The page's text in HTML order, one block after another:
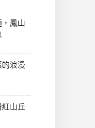
鳳山
浪漫
山丘